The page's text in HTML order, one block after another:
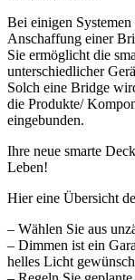
Bei einigen
Anschaffung einer
Sie ermöglicht die
unterschiedlicher
Solch eine Bridge
die Produkte/
eingebunden.
Ihre neue smarte
Leben!
Hier eine Übersicht
– Wählen Sie aus
– Dimmen ist ein
helles Licht